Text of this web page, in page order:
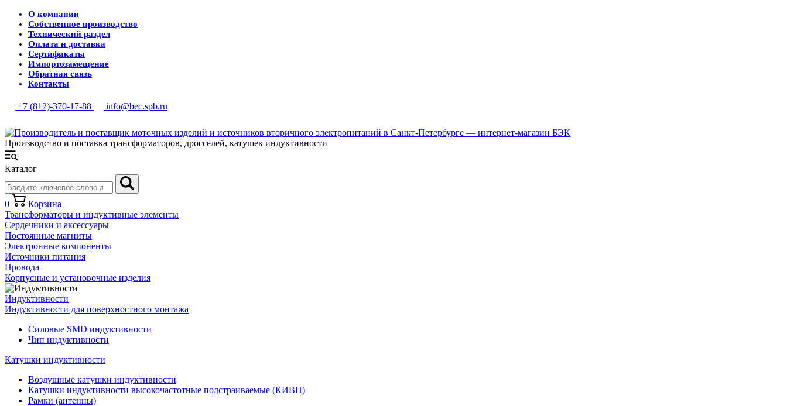
О компании
Собственное производство
Технический раздел
Оплата и доставка
Сертификаты
Импортозамещение
Обратная связь
Контакты
+7 (812)-370-17-88 info@bec.spb.ru
Производство и поставка трансформаторов, дросселей, катушек индуктивности
Каталог
0
Корзина
Трансформаторы и индуктивные элементы
Сердечники и аксессуары
Постоянные магниты
Электронные компоненты
Источники питания
Провода
Корпусные и установочные изделия
Индуктивности
Индуктивности для поверхностного монтажа
Силовые SMD индуктивности
Чип индуктивности
Катушки индуктивности
Воздушные катушки индуктивности
Катушки индуктивности высокочастотные подстраиваемые (КИВП)
Рамки (антенны)